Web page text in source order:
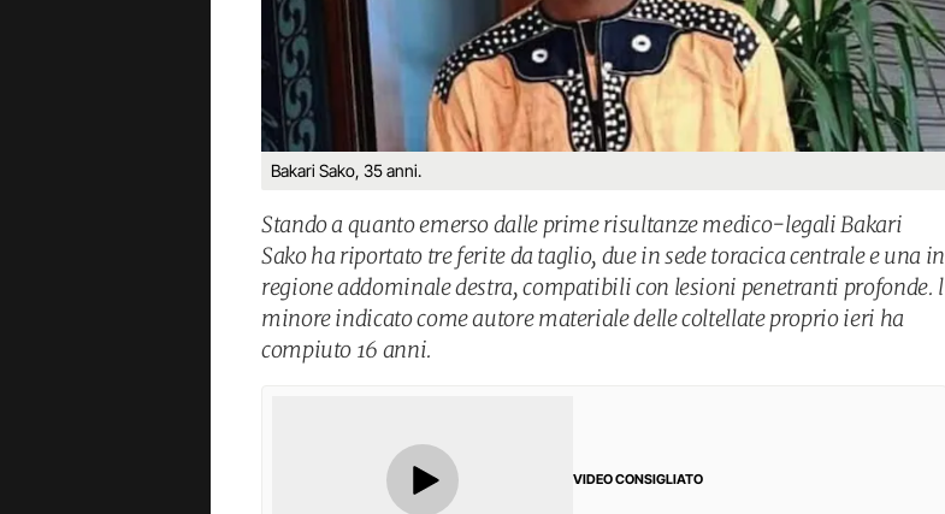
Bakari Sako, 35 anni.
Stando a quanto emerso dalle prime risultanze medico-legali Bakari
Sako ha riportato tre ferite da taglio, due in sede toracica centrale e una in
regione addominale destra, compatibili con lesioni penetranti profonde. l
minore indicato come autore materiale delle coltellate proprio ieri ha
compiuto 16 anni.
VIDEO CONSIGLIATO